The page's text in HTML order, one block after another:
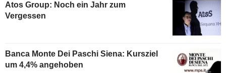
Atos Group: Noch ein Jahr zum
Vergessen
Banca Monte Dei Paschi Siena: Kursziel
um 4,4% angehoben